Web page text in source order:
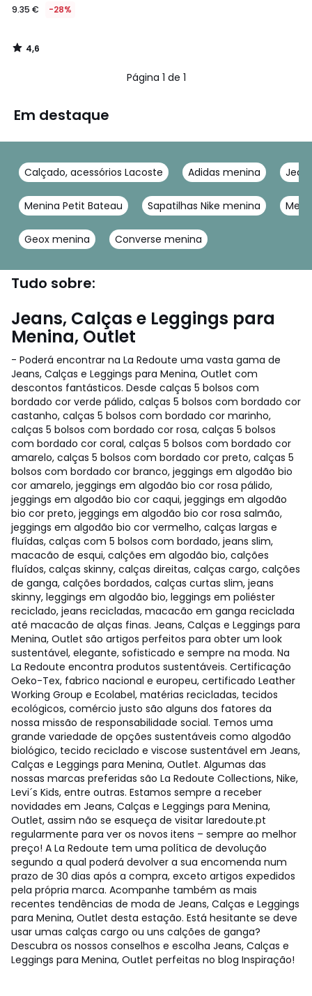
9.35 € -28%
4,6
/
Página 1 de 1
Em destaque
Calçado, acessórios Lacoste Adidas menina
Menina Petit Bateau Sapatilhas Nike menina
Geox menina Converse menina
Tudo sobre:
Jeans, Calças e Leggings para
Menina, Outlet
- Poderá encontrar na La Redoute uma vasta gama de
Jeans, Calças e Leggings para Menina, Outlet com
descontos fantásticos. Desde calças 5 bolsos com
bordado cor verde pálido, calças 5 bolsos com bordado cor
castanho, calças 5 bolsos com bordado cor marinho,
calças 5 bolsos com bordado cor rosa, calças 5 bolsos
com bordado cor coral, calças 5 bolsos com bordado cor
amarelo, calças 5 bolsos com bordado cor preto, calças 5
bolsos com bordado cor branco, jeggings em algodão bio
cor amarelo, jeggings em algodão bio cor rosa pálido,
jeggings em algodão bio cor caqui, jeggings em algodão
bio cor preto, jeggings em algodão bio cor rosa salmão,
jeggings em algodão bio cor vermelho, calças largas e
fluídas, calças com 5 bolsos com bordado, jeans slim,
macacão de esqui, calções em algodão bio, calções
fluídos, calças skinny, calças direitas, calças cargo, calções
de ganga, calções bordados, calças curtas slim, jeans
skinny, leggings em algodão bio, leggings em poliéster
reciclado, jeans recicladas, macacão em ganga reciclada
até macacão de alças finas. Jeans, Calças e Leggings para
Menina, Outlet são artigos perfeitos para obter um look
sustentável, elegante, sofisticado e sempre na moda. Na
La Redoute encontra produtos sustentáveis. Certificação
Oeko-Tex, fabrico nacional e europeu, certificado Leather
Working Group e Ecolabel, matérias recicladas, tecidos
ecológicos, comércio justo são alguns dos fatores da
nossa missão de responsabilidade social. Temos uma
grande variedade de opções sustentáveis como algodão
biológico, tecido reciclado e viscose sustentável em Jeans,
Calças e Leggings para Menina, Outlet. Algumas das
nossas marcas preferidas são La Redoute Collections, Nike,
Levi´s Kids, entre outras. Estamos sempre a receber
novidades em Jeans, Calças e Leggings para Menina,
Outlet, assim não se esqueça de visitar laredoute.pt
regularmente para ver os novos itens – sempre ao melhor
preço! A La Redoute tem uma política de devolução
segundo a qual poderá devolver a sua encomenda num
prazo de 30 dias após a compra, exceto artigos expedidos
pela própria marca. Acompanhe também as mais
recentes tendências de moda de Jeans, Calças e Leggings
para Menina, Outlet desta estação. Está hesitante se deve
usar umas calças cargo ou uns calções de ganga?
Descubra os nossos conselhos e escolha Jeans, Calças e
Leggings para Menina, Outlet perfeitas no blog Inspiração!